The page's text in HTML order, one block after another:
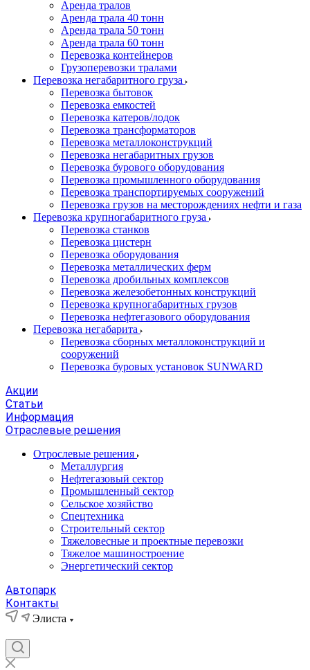
Аренда тралов
Аренда трала 40 тонн
Аренда трала 50 тонн
Аренда трала 60 тонн
Перевозка контейнеров
Грузоперевозки тралами
Перевозка негабаритного груза
Перевозка бытовок
Перевозка емкостей
Перевозка катеров/лодок
Перевозка трансформаторов
Перевозка металлоконструкций
Перевозка негабаритных грузов
Перевозка бурового оборудования
Перевозка промышленного оборудования
Перевозка транспортируемых сооружений
Перевозка грузов на месторождениях нефти и газа
Перевозка крупногабаритного груза
Перевозка станков
Перевозка цистерн
Перевозка оборудования
Перевозка металлических ферм
Перевозка дробильных комплексов
Перевозка железобетонных конструкций
Перевозка крупногабаритных грузов
Перевозка нефтегазового оборудования
Перевозка негабарита
Перевозка сборных металлоконструкций и
сооружений
Перевозка буровых установок SUNWARD
Акции
Статьи
Информация
Отраслевые решения
Отрослевые решения
Металлургия
Нефтегазовый сектор
Промышленный сектор
Сельское хозяйство
Спецтехника
Строительный сектор
Тяжеловесные и проектные перевозки
Тяжелое машиностроение
Энергетический сектор
Автопарк
Контакты
Элиста